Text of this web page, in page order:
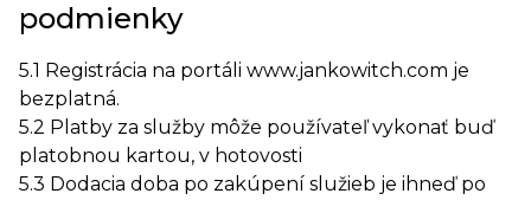
podmienky
5.1 Registrácia na portáli www.jankowitch.com je
bezplatná.
5.2 Platby za služby môže používateľ vykonať buď
platobnou kartou, v hotovosti
5.3 Dodacia doba po zakúpení služieb je ihneď po